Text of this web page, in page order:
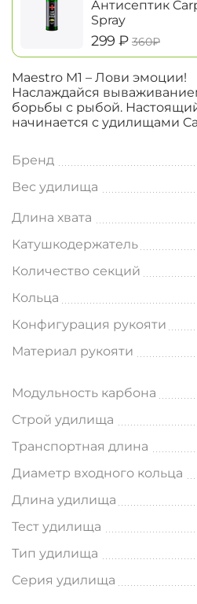
Антисептик
Spray
‍299‍ ₽ ‍360‍₽
Maestro M1 – Лови эмоции!
Наслаждайся
борьбы с рыбой.
начинается с удилищами
Бренд
Вес удилища
Длина хвата
Катушкодержатель
Количество секций
Кольца
Конфигурация рукояти
Материал рукояти
Модульность карбона
Строй удилища
Транспортная длина
Диаметр входного кольца
Длина удилища
Тест удилища
Тип удилища
Серия удилища